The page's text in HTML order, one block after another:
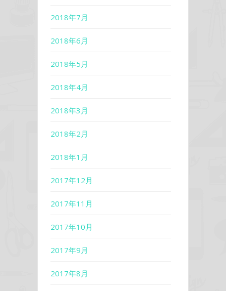
2018年7月
2018年6月
2018年5月
2018年4月
2018年3月
2018年2月
2018年1月
2017年12月
2017年11月
2017年10月
2017年9月
2017年8月